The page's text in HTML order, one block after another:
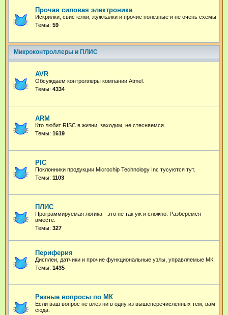
Прочая силовая электроника
Искрилки, свистелки, жужжалки и прочие полезные и не очень схемы
Темы: 59
Микроконтроллеры и ПЛИС
AVR
Обсуждаем контроллеры компании Atmel.
Темы: 4334
ARM
Кто любит RISC в жизни, заходим, не стесняемся.
Темы: 1619
PIC
Поклонники продукции Microchip Technology Inc тусуются тут.
Темы: 1103
ПЛИС
Программируемая логика - это не так уж и сложно. Разберемся
вместе.
Темы: 327
Периферия
Дисплеи, датчики и прочие функциональные узлы, управляемые МК.
Темы: 1435
Разные вопросы по МК
Если ваш вопрос не влез ни в одну из вышеперечисленных тем, вам
сюда.